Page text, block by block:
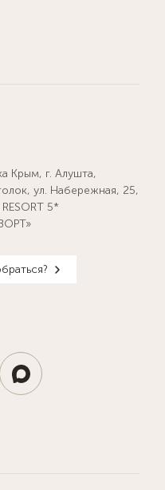
Крым, г. Алушта,
ул. Набережная, 25,
5*